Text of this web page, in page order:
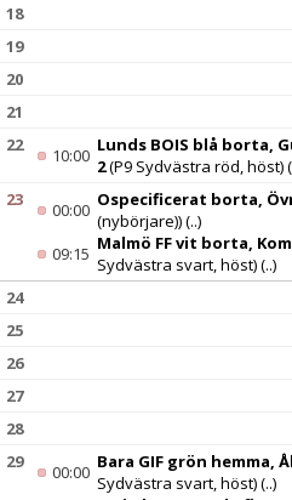
18
19
20
21
22
10:00 Lunds BOIS blå borta,
2(P9 Sydvästra röd, höst)
23
00:00 Ospecificerat borta,
(nybörjare))(..)
09:15 Malmö FF vit borta,
Sydvästra svart, höst)(..)
24
25
26
27
28
29
00:00 Bara GIF grön hemma,
Sydvästra svart, höst)(..)